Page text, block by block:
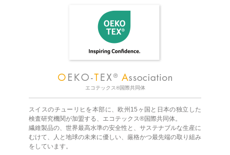
エコテックス®国際共同体
スイスのチューリヒを本部に、欧州15ヶ国と日本の独立した
検査研究機関が加盟する、エコテックス®国際共同体。
繊維製品の、世界最高水準の安全性と、サステナブルな生産に
むけて、人と地球の未来に優しい、厳格かつ最先端の取り組み
をしています。